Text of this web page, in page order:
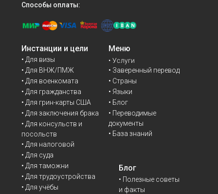
Блог
• Полезные советы
и факты
Инстанции и цели
• Для визы
• Для ВНЖ/ПМЖ
• Для военкомата
• Для гражданства
• Для грин-карты США
• Для заключения брака
• Для консульств и
посольств
• Для налоговой
• Для суда
• Для таможни
• Для трудоустройства
• Для учёбы
Меню
• Услуги
• Заверенный перевод
• Страны
• Языки
• Блог
• Переводимые
документы
• База знаний
Способы оплаты: